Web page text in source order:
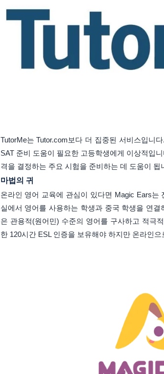
TutorMe는 Tutor.com보다 더 집중된 서비스입니
SAT 준비 도움이 필요한 고등학생에게 이상적입
격을 결정하는 주요 시험을 준비하는 데 도움이
마법의 귀
온라인 영어 교육에 관심이 있다면 Magic Ears는
실에서 영어를 사용하는 학생과 중국 학생을 연
은 관용적(원어민) 수준의 영어를 구사하고 적극
한 120시간 ESL 인증을 보유해야 하지만 온라인